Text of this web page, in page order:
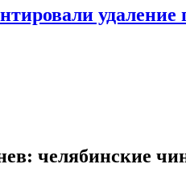
челябинские